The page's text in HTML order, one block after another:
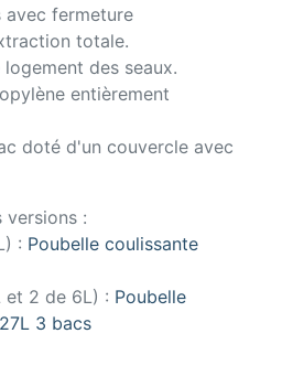
avec fermeture
totale.
des seaux.
entièrement
doté d'un couvercle avec
versions :
: Poubelle coulissante
et 2 de 6L) : Poubelle
3 bacs